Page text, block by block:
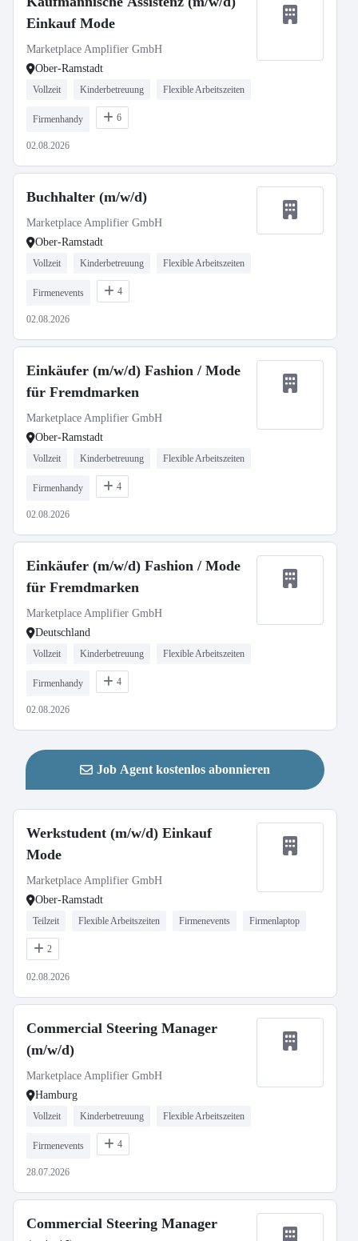
Einkauf Mode
Marketplace Amplifier GmbH
Ober-Ramstadt
Vollzeit Kinderbetreuung Flexible Arbeitszeiten
Firmenhandy 6
02.08.2026
Buchhalter (m/w/d)
Marketplace Amplifier GmbH
Ober-Ramstadt
Vollzeit Kinderbetreuung Flexible Arbeitszeiten
Firmenevents 4
02.08.2026
Einkäufer (m/w/d) Fashion / Mode
für Fremdmarken
Marketplace Amplifier GmbH
Ober-Ramstadt
Vollzeit Kinderbetreuung Flexible Arbeitszeiten
Firmenhandy 4
02.08.2026
Einkäufer (m/w/d) Fashion / Mode
für Fremdmarken
Marketplace Amplifier GmbH
Deutschland
Vollzeit Kinderbetreuung Flexible Arbeitszeiten
Firmenhandy 4
02.08.2026
Job Agent kostenlos abonnieren
Werkstudent (m/w/d) Einkauf
Mode
Marketplace Amplifier GmbH
Ober-Ramstadt
Teilzeit Flexible Arbeitszeiten Firmenevents Firmenlaptop
2
02.08.2026
Commercial Steering Manager
(m/w/d)
Marketplace Amplifier GmbH
Hamburg
Vollzeit Kinderbetreuung Flexible Arbeitszeiten
Firmenevents 4
28.07.2026
Commercial Steering Manager